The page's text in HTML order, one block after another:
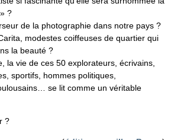
?
de la photographie dans notre pays ?
modestes coiffeuses de quartier qui
la beauté ?
la vie de ces 50 explorateurs, écrivains,
sportifs, hommes politiques,
se lit comme un véritable
?